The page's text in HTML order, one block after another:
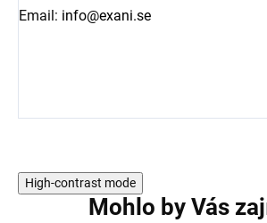
Email: info@exani.se
High-contrast mode
Mohlo by Vás